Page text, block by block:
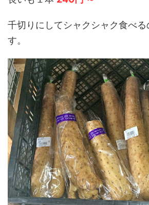
千切りにしてシャクシャク食べ
す。